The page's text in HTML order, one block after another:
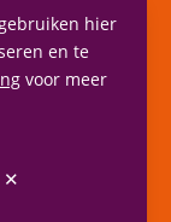
hier
en te
voor meer
✕